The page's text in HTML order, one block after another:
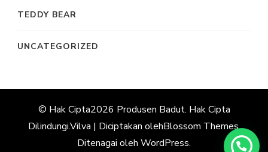
TEDDY BEAR
UNCATEGORIZED
© Hak Cipta2026 Produsen Badut. Hak Cipta
Dilindungi.Vilva | Diciptakan olehBlossom Themes.
Ditenagai oleh WordPress.